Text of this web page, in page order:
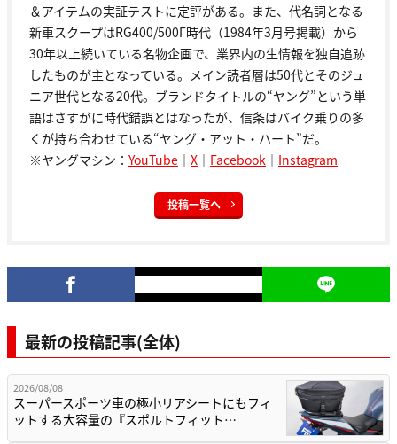
＆アイテムの実証テストに定評がある。また、代名詞となる
新車スクープはRG400/500Γ時代（1984年3月号掲載）から
30年以上続いている名物企画で、業界内の生情報を独自追跡
したものが主となっている。メイン読者層は50代とそのジュ
ニア世代となる20代。ブランドタイトルの“ヤング”という単
語はさすがに時代錯誤とはなったが、信条はバイク乗りの多
くが持ち合わせている“ヤング・アット・ハート”だ。
※ヤングマシン： YouTube ｜ X ｜ Facebook ｜ Instagram
投稿一覧へ
最新の投稿記事(全体)
2026/08/08
スーパースポーツ車の極小リアシートにもフィ
ットする大容量の『スポルトフィット…